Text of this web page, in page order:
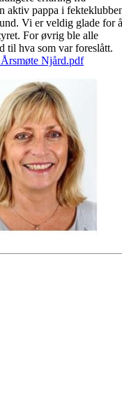
aktiv pappa i
Vi er veldig glade for å
For øvrig ble alle
til hva som var foreslått.
Njård.pdf